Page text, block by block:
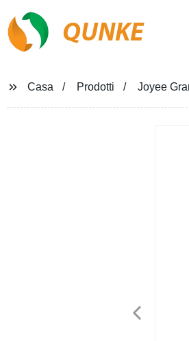
QUNKE
Casa Prodotti Joyee